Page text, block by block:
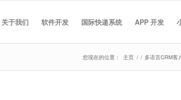
关于我们 软件开发 国际快递系统 APP 开发
您现在的位置： 主页 / / 多语言CRM客